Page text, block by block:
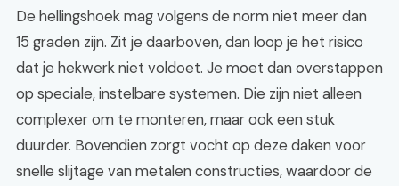
De hellingshoek mag volgens de norm niet meer dan
15 graden zijn. Zit je daarboven, dan loop je het risico
dat je hekwerk niet voldoet. Je moet dan overstappen
op speciale, instelbare systemen. Die zijn niet alleen
complexer om te monteren, maar ook een stuk
duurder. Bovendien zorgt vocht op deze daken voor
snelle slijtage van metalen constructies, waardoor de